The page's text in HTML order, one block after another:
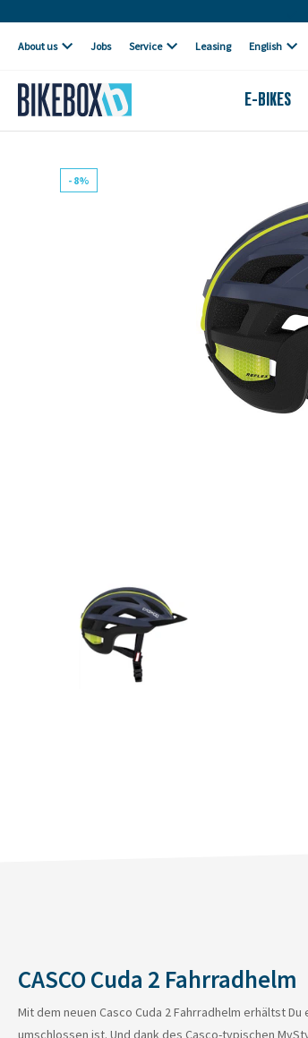
About us Jobs Service Leasing English
E-BIKES
- 8%
CASCO Cuda 2 Fahrradhelm
Mit dem neuen Casco Cuda 2 Fahrradhelm erhältst Du
umschlossen ist. Und dank des Casco-typischen